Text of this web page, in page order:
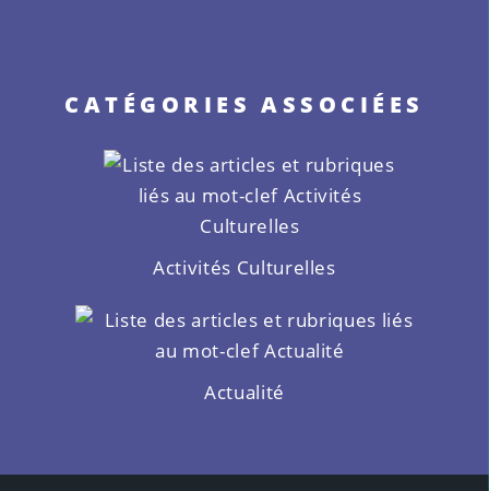
CATÉGORIES ASSOCIÉES
Activités Culturelles
Actualité